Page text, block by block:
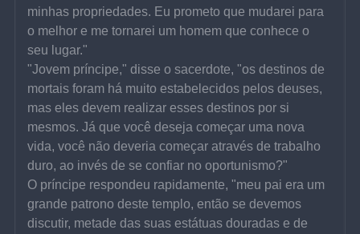
minhas propriedades. Eu prometo que mudarei para
o melhor e me tornarei um homem que conhece o
seu lugar."
"Jovem príncipe," disse o sacerdote, "os destinos de
mortais foram há muito estabelecidos pelos deuses,
mas eles devem realizar esses destinos por si
mesmos. Já que você deseja começar uma nova
vida, você não deveria começar através de trabalho
duro, ao invés de se confiar no oportunismo?"
O príncipe respondeu rapidamente, "meu pai era um
grande patrono deste templo, então se devemos
discutir, metade das suas estátuas douradas e de